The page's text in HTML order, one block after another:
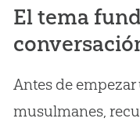
El tema
Antes de
musulmanes,